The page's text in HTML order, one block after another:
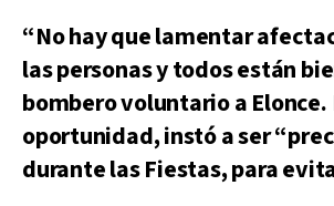
“No hay que lamentar
las personas y todos están
bombero voluntario a Elonce.
oportunidad, instó a ser
durante las Fiestas, para